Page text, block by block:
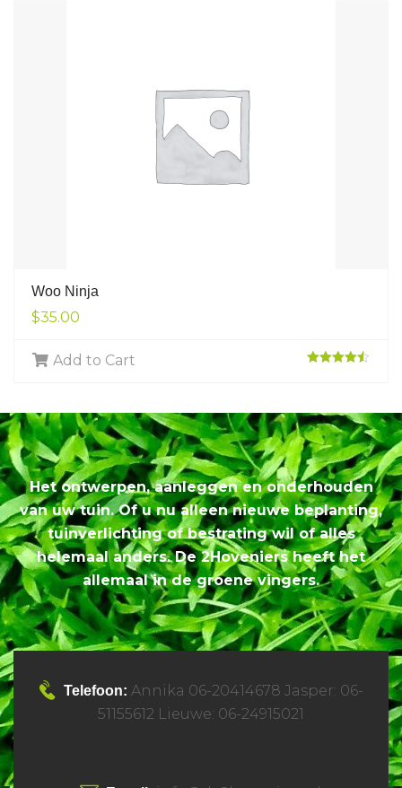
Woo Ninja
$35.00
Add to Cart
Het ontwerpen, aanleggen en onderhouden
van uw tuin. Of u nu alleen nieuwe beplanting,
tuinverlichting of bestrating wil of alles
helemaal anders. De 2Hoveniers heeft het
allemaal in de groene vingers.
Telefoon: Annika 06-20414678 Jasper: 06-
51155612 Lieuwe: 06-24915021